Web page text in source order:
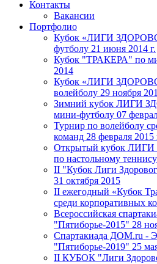
Контакты
Вакансии
Портфолио
Кубок «ЛИГИ
футболу 21 июня 2014 г.
Кубок "ТРАКЕРА" по
2014
Кубок «ЛИГИ
волейболу 29 ноября
Зимний кубок ЛИГИ
мини-футболу 07
Турнир по волейболу
команд 28 февраля 2015
Открытый кубок
по настольному теннису
II "Кубок Лиги
31 октября 2015
II ежегодный «Кубок
среди корпоративных
Всероссийская
"Пятиборье-2015" 28
Спартакиада ДОМ.ru
"Пятиборье-2019" 25
II КУБОК "Лиги